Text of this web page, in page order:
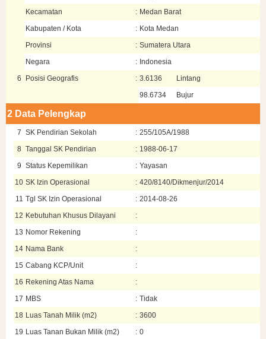
Kecamatan
: Medan Barat
Kabupaten / Kota
: Kota Medan
Provinsi
: Sumatera Utara
Negara
: Indonesia
6
Posisi Geografis : 3.6136
Lintang
98.6734
Bujur
2 Data Pelengkap
7 SK Pendirian Sekolah : 255/105A/1988
8 Tanggal SK Pendirian : 1988-06-17
9 Status Kepemilikan : Yayasan
10 SK Izin Operasional : 420/8140/Dikmenjur/2014
11 Tgl SK Izin Operasional : 2014-08-26
12 Kebutuhan Khusus Dilayani
:
13 Nomor Rekening
:
14 Nama Bank
:
15 Cabang KCP/Unit
:
16 Rekening Atas Nama
:
17 MBS : Tidak
18 Luas Tanah Milik (m2) : 3600
19 Luas Tanan Bukan Milik (m2) : 0